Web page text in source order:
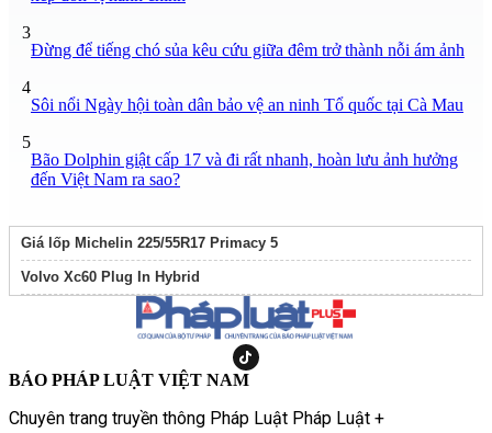
3
Đừng để tiếng chó sủa kêu cứu giữa đêm trở thành nỗi ám ảnh
4
Sôi nổi Ngày hội toàn dân bảo vệ an ninh Tổ quốc tại Cà Mau
5
Bão Dolphin giật cấp 17 và đi rất nhanh, hoàn lưu ảnh hưởng
đến Việt Nam ra sao?
Giá lốp Michelin 225/55R17 Primacy 5
Volvo Xc60 Plug In Hybrid
BÁO PHÁP LUẬT VIỆT NAM
Chuyên trang truyền thông Pháp Luật Pháp Luật +